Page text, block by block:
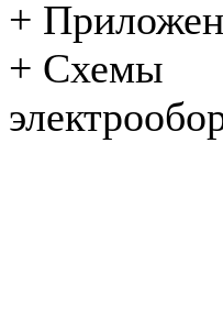
+
+ Схемы